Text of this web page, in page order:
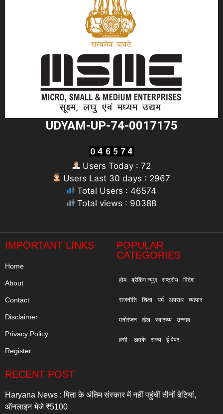
UDYAM-UP-74-0017175
Users Today : 72
Users Last 30 days : 2967
Total Users : 46574
Total views : 90388
IMPORTANT LINKS
Home
About
Contact
Disclaimer
Privacy Policy
Register
POPULAR
CATEGORIES
होम ब्रेकिंग न्यूज़ राष्ट्रीय विदेश
राजनीति शिक्षा धर्म अपराध व्यापार
मनोरंजन खेल स्वास्थ्य उन्नाव
हंसी – ठहाके राज्य ई पेपर
RECENT POST
Haryana News : पिता के अंतिम संस्कार में नहीं पहुंचीं तीनों बेटियां,
ऑनलाइन भेजे ₹5100